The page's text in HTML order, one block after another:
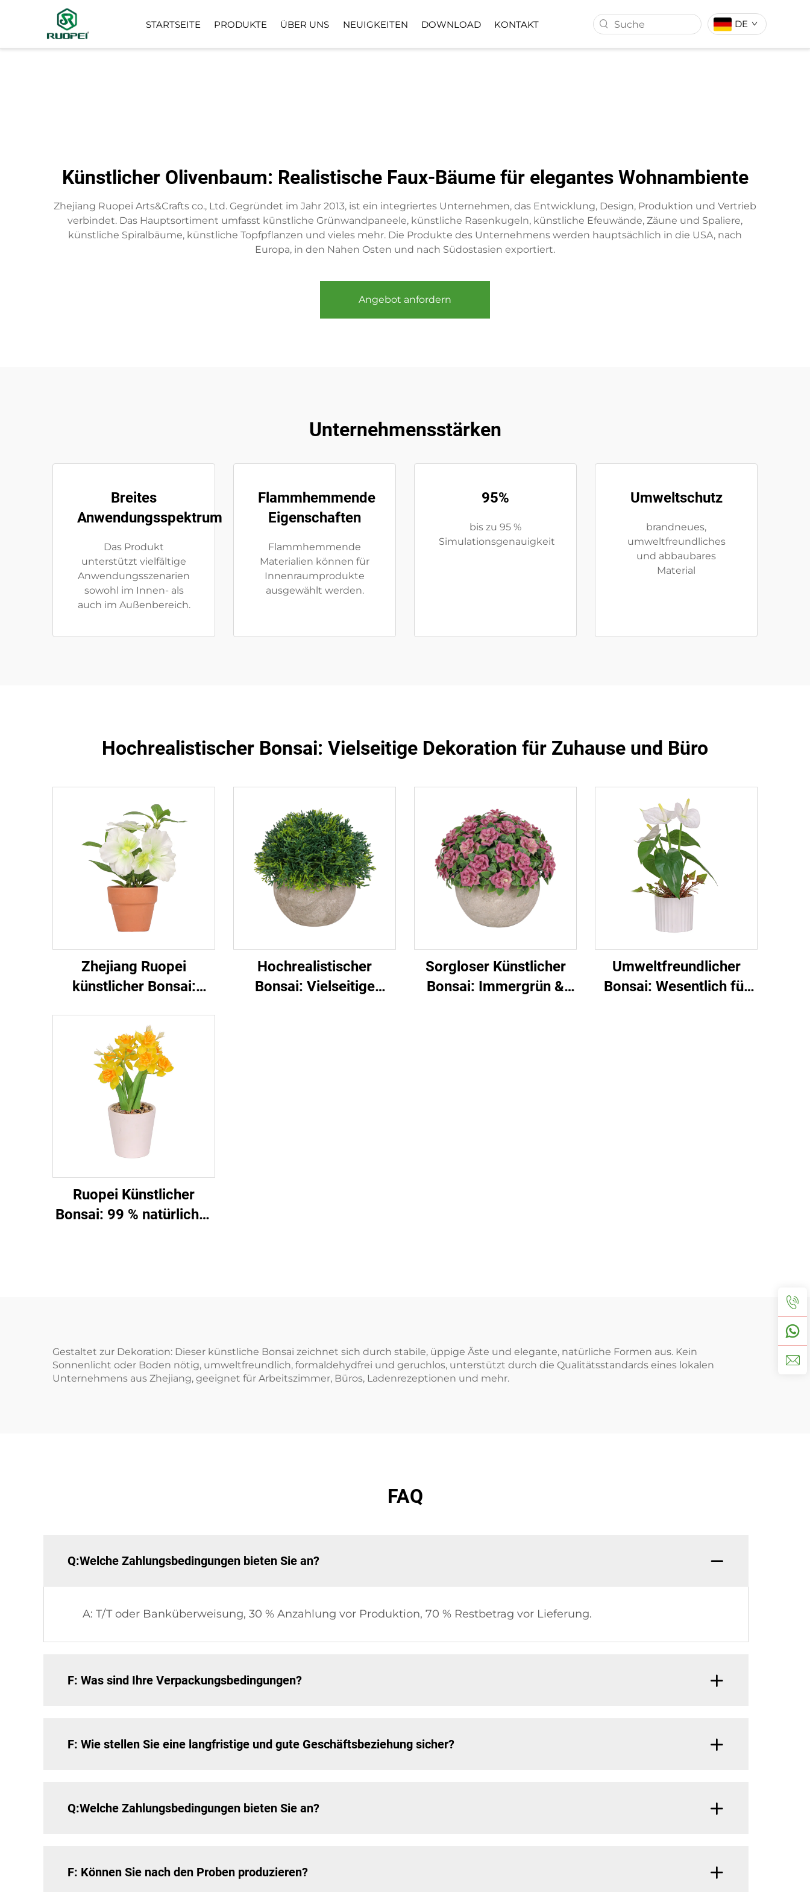
STARTSEITE PRODUKTE ÜBER UNS NEUIGKEITEN DOWNLOAD KONTAKT DE
Künstlicher Olivenbaum: Realistische Faux-Bäume für elegantes Wohnambiente
Zhejiang Ruopei Arts&Crafts co., Ltd. Gegründet im Jahr 2013, ist ein integriertes Unternehmen, das Entwicklung, Design, Produktion und Vertrieb
verbindet. Das Hauptsortiment umfasst künstliche Grünwandpaneele, künstliche Rasenkugeln, künstliche Efeuwände, Zäune und Spaliere,
künstliche Spiralbäume, künstliche Topfpflanzen und vieles mehr. Die Produkte des Unternehmens werden hauptsächlich in die USA, nach
Europa, in den Nahen Osten und nach Südostasien exportiert.
Angebot anfordern
Unternehmensstärken
Breites
Anwendungsspektrum
Das Produkt
unterstützt vielfältige
Anwendungsszenarien
sowohl im Innen- als
auch im Außenbereich.
Flammhemmende
Eigenschaften
Flammhemmende
Materialien können für
Innenraumprodukte
ausgewählt werden.
95%
bis zu 95 %
Simulationsgenauigkeit
Umweltschutz
brandneues,
umweltfreundliches
und abbaubares
Material
Hochrealistischer Bonsai: Vielseitige Dekoration für Zuhause und Büro
Zhejiang Ruopei
künstlicher Bonsai:
Landschaft
Hochrealistischer
Bonsai: Vielseitige
Sorgloser Künstlicher
Bonsai: Immergrün &
Umweltfreundlicher
Bonsai: Wesentlich für
Ruopei Künstlicher
Bonsai: 99 % natürlicher
Gestaltet zur Dekoration: Dieser künstliche Bonsai zeichnet sich durch stabile, üppige Äste und elegante, natürliche Formen aus. Kein
Sonnenlicht oder Boden nötig, umweltfreundlich, formaldehydfrei und geruchlos, unterstützt durch die Qualitätsstandards eines lokalen
Unternehmens aus Zhejiang, geeignet für Arbeitszimmer, Büros, Ladenrezeptionen und mehr.
FAQ
Q:Welche Zahlungsbedingungen bieten Sie an?
A: T/T oder Banküberweisung, 30 % Anzahlung vor Produktion, 70 % Restbetrag vor Lieferung.
F: Was sind Ihre Verpackungsbedingungen?
F: Wie stellen Sie eine langfristige und gute Geschäftsbeziehung sicher?
Q:Welche Zahlungsbedingungen bieten Sie an?
F: Können Sie nach den Proben produzieren?